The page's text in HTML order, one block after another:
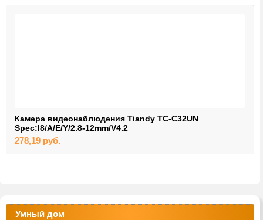
Камера видеонаблюдения Tiandy TC-C32UN
Spec:I8/A/E/Y/2.8-12mm/V4.2
278,19 руб.
Умный дом